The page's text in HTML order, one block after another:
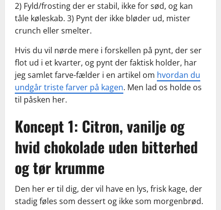
2) Fyld/frosting der er stabil, ikke for sød, og kan
tåle køleskab. 3) Pynt der ikke bløder ud, mister
crunch eller smelter.
Hvis du vil nørde mere i forskellen på pynt, der ser
flot ud i et kvarter, og pynt der faktisk holder, har
jeg samlet farve-fælder i en artikel om hvordan du
undgår triste farver på kagen. Men lad os holde os
til påsken her.
Koncept 1: Citron, vanilje og
hvid chokolade uden bitterhed
og tør krumme
Den her er til dig, der vil have en lys, frisk kage, der
stadig føles som dessert og ikke som morgenbrød.